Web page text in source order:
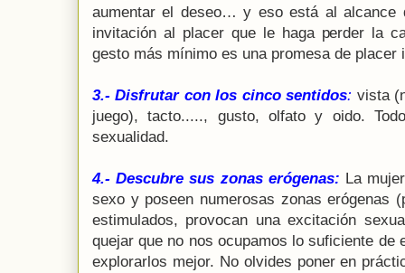
aumentar el deseo… y eso está al alcance
invitación al placer que le haga perder la
gesto más mínimo es una promesa de placer
3.- Disfrutar con los cinco sentidos: vista
juego), tacto....., gusto, olfato y oido.
sexualidad.
4.- Descubre sus zonas erógenas: La
sexo y poseen numerosas zonas erógenas
estimulados, provocan una excitación
quejar que no nos ocupamos lo suficiente de
explorarlos mejor. No olvides poner en